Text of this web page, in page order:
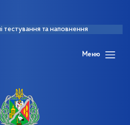
тестування та наповнення
Меню